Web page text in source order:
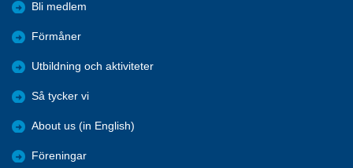
Bli medlem
Förmåner
Utbildning och aktiviteter
Så tycker vi
About us (in English)
Föreningar